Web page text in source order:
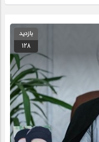
بازدید
128